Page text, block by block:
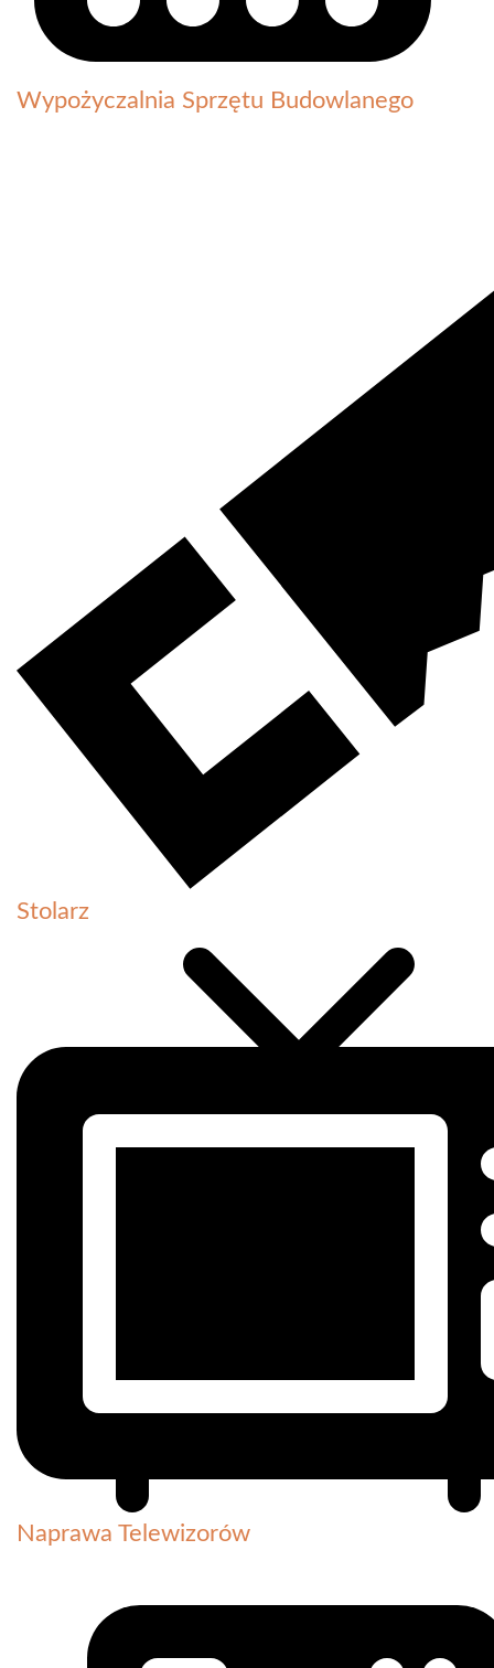
Wypożyczalnia Sprzętu Budowlanego
Stolarz
Naprawa Telewizorów